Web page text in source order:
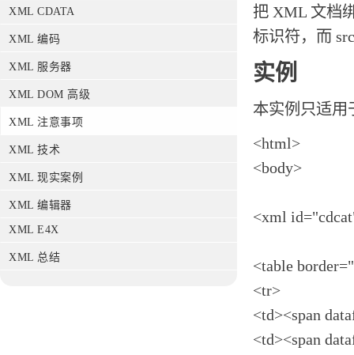
XML CDATA
XML 编码
XML 服务器
XML DOM 高级
XML 注意事项
XML 技术
XML 现实案例
XML 编辑器
XML E4X
XML 总结
把 XML 文档
标识符，而
实例
本实例只适用
<html>
<body>
<xml
<table
<tr>
<td><span
<td><span